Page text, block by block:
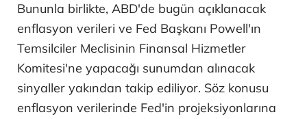
Bununla birlikte, ABD'de bugün açıklanacak
enflasyon verileri ve Fed Başkanı Powell'ın
Temsilciler Meclisinin Finansal Hizmetler
Komitesi'ne yapacağı sunumdan alınacak
sinyaller yakından takip ediliyor. Söz konusu
enflasyon verilerinde Fed'in projeksiyonlarına